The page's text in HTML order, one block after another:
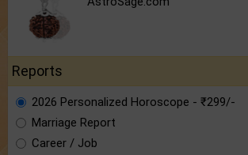
Reports
2026 Personalized Horoscope - ₹299/-
Marriage Report
Career / Job